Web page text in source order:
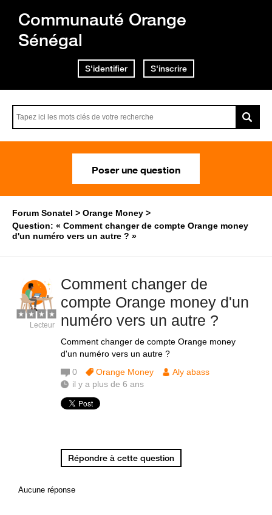
Communauté Orange
Sénégal
S'identifier S'inscrire
Poser une question
Forum Sonatel
Orange Money
Question: « Comment changer de compte Orange money
d'un numéro vers un autre ? »
Comment changer de
compte Orange money d'un
numéro vers un autre ?
Comment changer de compte Orange money
d'un numéro vers un autre ?
Lecteur
0 Orange Money
Aly abass
il y a plus de 6 ans
Répondre à cette question
Aucune réponse